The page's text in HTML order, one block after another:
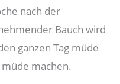
nach der
Bauch wird
ganzen Tag müde
machen.